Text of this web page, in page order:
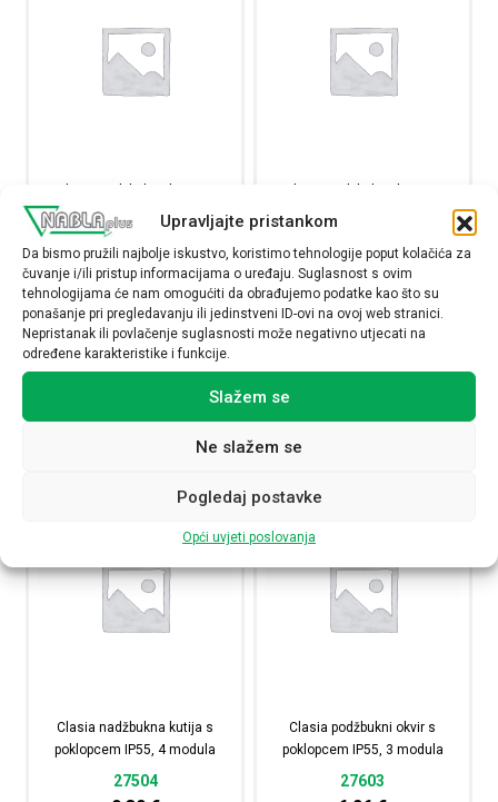
Upravljajte pristankom
Da bismo pružili najbolje iskustvo, koristimo tehnologije poput kolačića za
čuvanje i/ili pristup informacijama o uređaju. Suglasnost s ovim
tehnologijama će nam omogućiti da obrađujemo podatke kao što su
ponašanje pri pregledavanju ili jedinstveni ID-ovi na ovoj web stranici.
Nepristanak ili povlačenje suglasnosti može negativno utjecati na
određene karakteristike i funkcije.
Slažem se
Ne slažem se
Pogledaj postavke
Opći uvjeti poslovanja
poklopcem IP55, 1 modul
27501
5,01€
Raspoloživost:
Clasia nadžbukna kutija s poklopcem IP55, 1 modul
poklopcem IP55, 3 modula
27503
6,26€
Raspoloživost:
Clasia nadžbukna
Clasia nadžbukna kutija s
poklopcem IP55, 4 modula
27504
Clasia podžbukni okvir s
poklopcem IP55, 3 modula
27603